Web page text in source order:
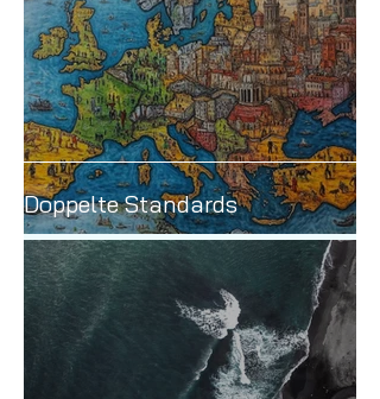
Doppelte Standards